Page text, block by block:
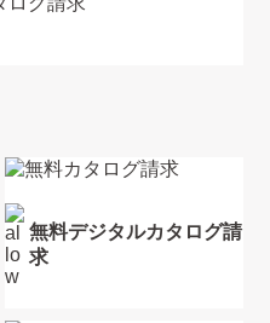
無料デジタルカタログ請
求